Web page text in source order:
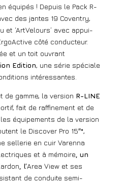
équipés ! Depuis le Pack R-
des jantes 19 Coventry,
‘ArtVelours’ avec appui-
côté conducteur.
et un toit ouvrant
Edition, une série spéciale
intéressantes.
de gamme, la version R-LINE
fait de raffinement et de
équipements de la version
le Discover Pro 15″*,
sellerie en cuir Varenna
et à mémoire, un
, l’Area View et ses
de conduite semi-